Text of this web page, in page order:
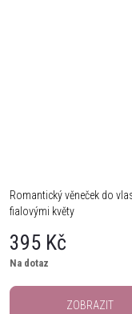
Romantický věneček do
fialovými květy
395 Kč
Na dotaz
ZOBRAZIT